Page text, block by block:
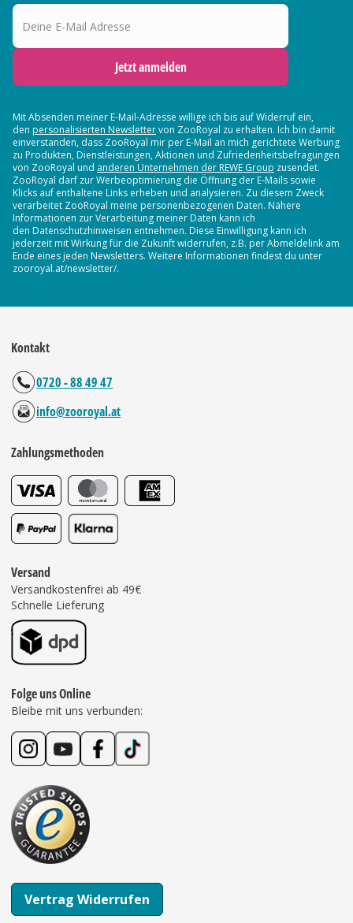
Deine E-Mail Adresse
Jetzt anmelden
Mit Absenden meiner E-Mail-Adresse willige ich bis auf Widerruf ein,
den personalisierten Newslettervon ZooRoyal zu erhalten. Ich bin damit
einverstanden, dass ZooRoyal mir per E-Mail an mich gerichtete Werbung
zu Produkten, Dienstleistungen, Aktionen und Zufriedenheitsbefragungen
von ZooRoyal und anderen Unternehmen der REWE Group zusendet.
ZooRoyal darf zur Werbeoptimierung die Öffnung der E-Mails sowie
Klicks auf enthaltene Links erheben und analysieren. Zu diesem Zweck
verarbeitet ZooRoyal meine personenbezogenen Daten. Nähere
Informationen zur Verarbeitung meiner Daten kann ich
den Datenschutzhinweisen entnehmen. Diese Einwilligung kann ich
jederzeit mit Wirkung für die Zukunft widerrufen, z.B. per Abmeldelink am
Ende eines jeden Newsletters. Weitere Informationen findest du unter
zooroyal.at/newsletter/.
Kontakt
0720 - 88 49 47
info@zooroyal.at
Zahlungsmethoden
Versand
Versandkostenfrei ab 49€
Schnelle Lieferung
Folge uns Online
Bleibe mit uns verbunden:
Vertrag Widerrufen